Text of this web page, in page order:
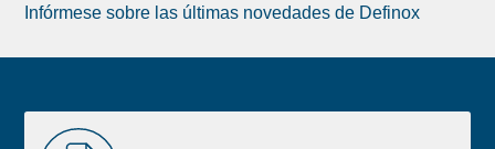
Infórmese sobre las últimas novedades de Definox
RECURSOS